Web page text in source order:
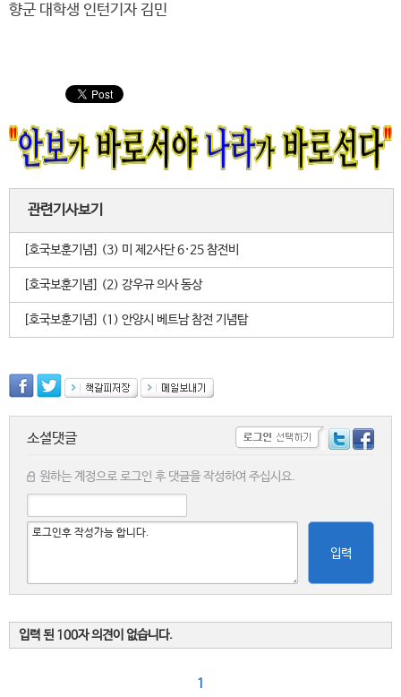
향군 대학생 인턴기자 김민
관련기사보기
[호국보훈기념] (3) 미 제2사단 6·25 참전비
[호국보훈기념] (2) 강우규 의사 동상
[호국보훈기념] (1) 안양시 베트남 참전 기념탑
소셜댓글
원하는 계정으로 로그인 후 댓글을 작성하여 주십시요.
입력
입력 된 100자 의견이 없습니다.
1